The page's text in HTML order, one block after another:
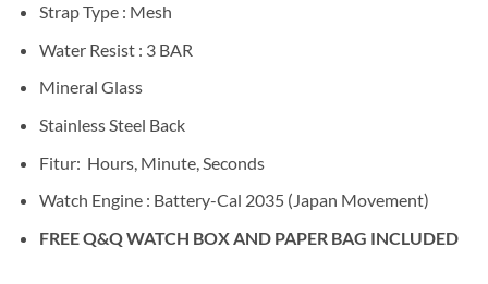
Strap Type : Mesh
Water Resist : 3 BAR
Mineral Glass
Stainless Steel Back
Fitur: Hours, Minute, Seconds
Watch Engine : Battery-Cal 2035 (Japan Movement)
FREE Q&Q WATCH BOX AND PAPER BAG INCLUDED